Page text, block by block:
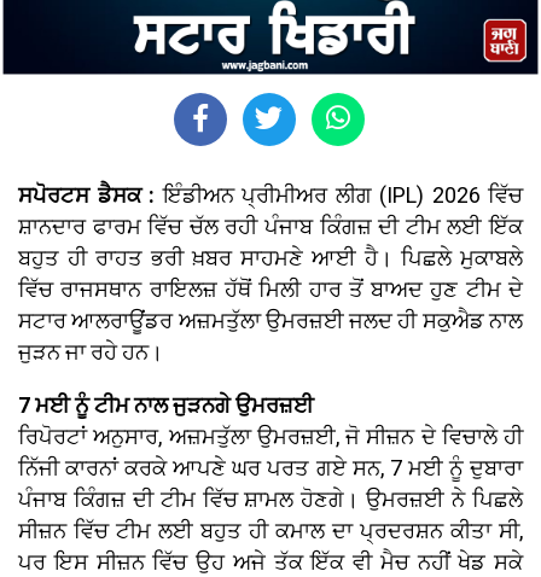
ਸਪੋਰਟਸ ਡੈਸਕ :ਇੰਡੀਅਨ ਪ੍ਰੀਮੀਅਰ ਲੀਗ (IPL) 2026 ਵਿੱਚ
ਸ਼ਾਨਦਾਰ ਫਾਰਮ ਵਿੱਚ ਚੱਲ ਰਹੀ ਪੰਜਾਬ ਕਿੰਗਜ਼ ਦੀ ਟੀਮ ਲਈ ਇੱਕ
ਬਹੁਤ ਹੀ ਰਾਹਤ ਭਰੀ ਖ਼ਬਰ ਸਾਹਮਣੇ ਆਈ ਹੈ। ਪਿਛਲੇ ਮੁਕਾਬਲੇ
ਵਿੱਚ ਰਾਜਸਥਾਨ ਰਾਇਲਜ਼ ਹੱਥੋਂ ਮਿਲੀ ਹਾਰ ਤੋਂ ਬਾਅਦ ਹੁਣ ਟੀਮ ਦੇ
ਸਟਾਰ ਆਲਰਾਊਂਡਰ ਅਜ਼ਮਤੁੱਲਾ ਉਮਰਜ਼ਈ ਜਲਦ ਹੀ ਸਕੁਐਡ ਨਾਲ
ਜੁੜਨ ਜਾ ਰਹੇ ਹਨ।
7 ਮਈ ਨੂੰ ਟੀਮ ਨਾਲ ਜੁੜਨਗੇ ਉਮਰਜ਼ਈ
ਰਿਪੋਰਟਾਂ ਅਨੁਸਾਰ, ਅਜ਼ਮਤੁੱਲਾ ਉਮਰਜ਼ਈ, ਜੋ ਸੀਜ਼ਨ ਦੇ ਵਿਚਾਲੇ ਹੀ
ਨਿੱਜੀ ਕਾਰਨਾਂ ਕਰਕੇ ਆਪਣੇ ਘਰ ਪਰਤ ਗਏ ਸਨ, 7 ਮਈ ਨੂੰ ਦੁਬਾਰਾ
ਪੰਜਾਬ ਕਿੰਗਜ਼ ਦੀ ਟੀਮ ਵਿੱਚ ਸ਼ਾਮਲ ਹੋਣਗੇ। ਉਮਰਜ਼ਈ ਨੇ ਪਿਛਲੇ
ਸੀਜ਼ਨ ਵਿੱਚ ਟੀਮ ਲਈ ਬਹੁਤ ਹੀ ਕਮਾਲ ਦਾ ਪ੍ਰਦਰਸ਼ਨ ਕੀਤਾ ਸੀ,
ਪਰ ਇਸ ਸੀਜ਼ਨ ਵਿੱਚ ਉਹ ਅਜੇ ਤੱਕ ਇੱਕ ਵੀ ਮੈਚ ਨਹੀਂ ਖੇਡ ਸਕੇ